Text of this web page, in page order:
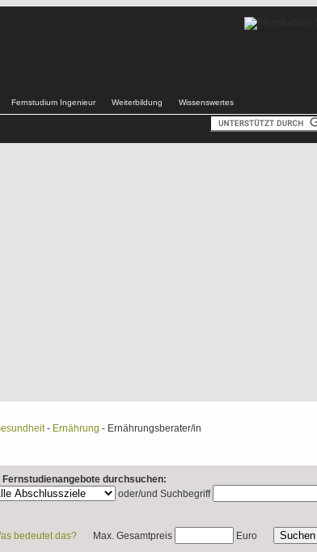
Fernstudium Ingenieur Weiterbildung Wissenswertes
- Ernährung - Ernährungsberater/in
durchsuchen:
oder/und Suchbegriff
Max. Gesamtpreis Euro